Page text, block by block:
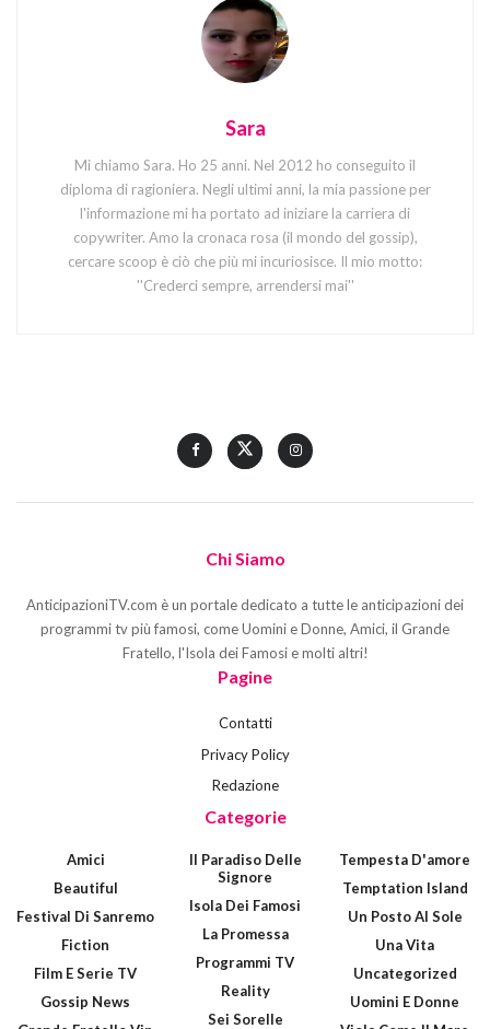
Sara
Mi chiamo Sara. Ho 25 anni. Nel 2012 ho conseguito il
diploma di ragioniera. Negli ultimi anni, la mia passione per
l'informazione mi ha portato ad iniziare la carriera di
copywriter. Amo la cronaca rosa (il mondo del gossip),
cercare scoop è ciò che più mi incuriosisce. Il mio motto:
''Crederci sempre, arrendersi mai''
Chi Siamo
AnticipazioniTV.com è un portale dedicato a tutte le anticipazioni dei
programmi tv più famosi, come Uomini e Donne, Amici, il Grande
Fratello, l'Isola dei Famosi e molti altri!
Pagine
Contatti
Privacy Policy
Redazione
Categorie
Amici
Beautiful
Festival Di Sanremo
Fiction
Film E Serie TV
Gossip News
Il Paradiso Delle
Signore
Isola Dei Famosi
La Promessa
Programmi TV
Reality
Sei Sorelle
Tempesta D'amore
Temptation Island
Un Posto Al Sole
Una Vita
Uncategorized
Uomini E Donne